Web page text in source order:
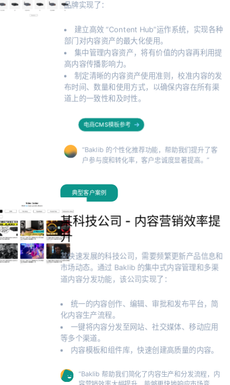
品牌实现了：
建立高效 “Content Hub”运作系统，实现各种
部门对内容资产的最大化使用。
集中管理内容资产，将有价值的内容再利用提
高内容传播影响力。
制定清晰的内容资产使用准则，校准内容的发
布时间、数量和使用方式，以确保内容在所有渠
道上的一致性和及时性。
电商CMS模板参考
“Baklib 的个性化推荐功能，帮助我们提升了客
户参与度和转化率，客户忠诚度显著提高。”
典型客户案例
某科技公司 - 内容营销效率提
升
某快速发展的科技公司，需要频繁更新产品信息和
市场动态。通过 Baklib 的集中式内容管理和多渠
道内容分发功能，该公司实现了：
统一的内容创作、编辑、审批和发布平台，简
化内容生产流程。
一键将内容分发至网站、社交媒体、移动应用
等多个渠道。
内容模板和组件库，快速创建高质量的内容。
“Baklib 帮助我们简化了内容生产和分发流程，内